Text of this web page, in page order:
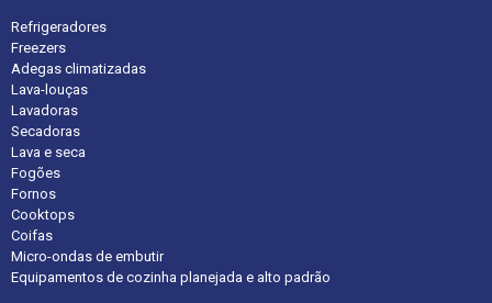
Refrigeradores
Freezers
Adegas climatizadas
Lava-louças
Lavadoras
Secadoras
Lava e seca
Fogões
Fornos
Cooktops
Coifas
Micro-ondas de embutir
Equipamentos de cozinha planejada e alto padrão